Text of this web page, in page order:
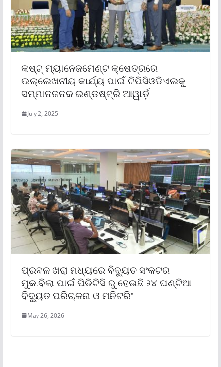
କଷ୍ଟ୍ ମ୍ୟାନେଜମେଣ୍ଟ କ୍ଷେତ୍ରରେ
ଉଲ୍ଲେଖନୀୟ କାର୍ଯ୍ୟ ପାଇଁ ଟିପିସିଓଡିଏଲକୁ
ସମ୍ମାନଜନକ ଇଣ୍ଡଷ୍ଟ୍ରି ଆୱାର୍ଡ଼
July 2, 2025
ପ୍ରବଳ ଖରା ମଧ୍ୟରେ ବିଦ୍ୟୁତ ସଂକଟର
ମୁକାବିଲା ପାଇଁ ପିଡିଟିସି ରୁ ହେଉଛି ୨୪ ଘଣ୍ଟିଆ
ବିଦ୍ୟୁତ ପରିଚାଳନା ଓ ମନିଟରିଂ
May 26, 2026